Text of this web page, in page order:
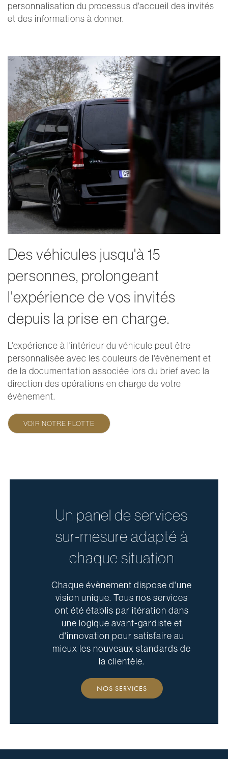
personnalisation du processus d'accueil des invités
et des informations à donner.
Des véhicules jusqu'à 15
personnes, prolongeant
l'expérience de vos invités
depuis la prise en charge.
L'expérience à l'intérieur du véhicule peut être
personnalisée avec les couleurs de l'évènement et
de la documentation associée lors du brief avec la
direction des opérations en charge de votre
évènement.
VOIR NOTRE FLOTTE
Un panel de services
sur-mesure adapté à
chaque situation
Chaque évènement dispose d'une
vision unique. Tous nos services
ont été établis par itération dans
une logique avant-gardiste et
d'innovation pour satisfaire au
mieux les nouveaux standards de
la clientèle.
NOS SERVICES